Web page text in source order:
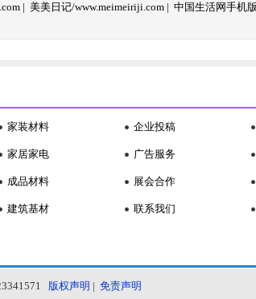
| 美美日记/www.meimeiriji.com | 中国生活网手机
家装材料
家居家电
成品材料
建筑基材
企业投稿
广告服务
展会合作
联系我们
版权声明 | 免责声明